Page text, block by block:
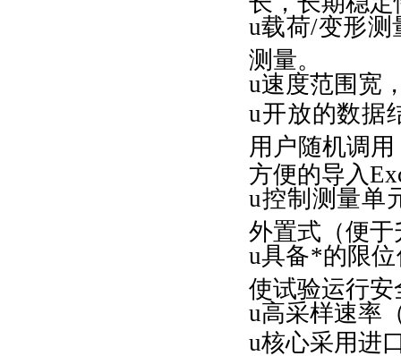
u载荷/变形测
测量。
u速度范围宽
u开放的数据
用户随机调
方便的导入
u控制测量单
外置式（便于
u具备*的限
使试验运行安
u高采样速率
u核心采用进